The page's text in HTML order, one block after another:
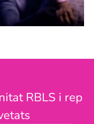
RBLS i rep